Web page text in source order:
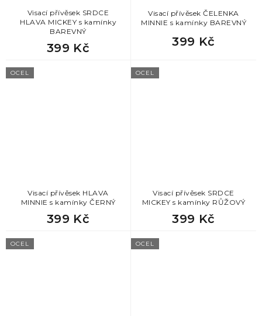
Visací přívěsek SRDCE
HLAVA MICKEY s kamínky
BAREVNÝ
399 Kč
Visací přívěsek ČELENKA
MINNIE s kamínky BAREVNÝ
399 Kč
OCEL
Visací přívěsek HLAVA
MINNIE s kamínky ČERNÝ
399 Kč
OCEL
Visací přívěsek SRDCE
MICKEY s kamínky RŮŽOVÝ
399 Kč
OCEL OCEL